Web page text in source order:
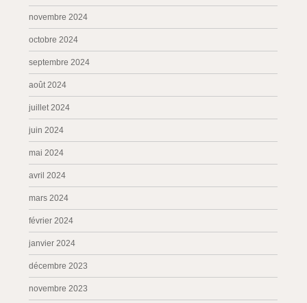
novembre 2024
octobre 2024
septembre 2024
août 2024
juillet 2024
juin 2024
mai 2024
avril 2024
mars 2024
février 2024
janvier 2024
décembre 2023
novembre 2023